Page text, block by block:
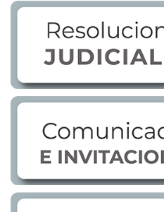
2020
2021
2016
2015
2014